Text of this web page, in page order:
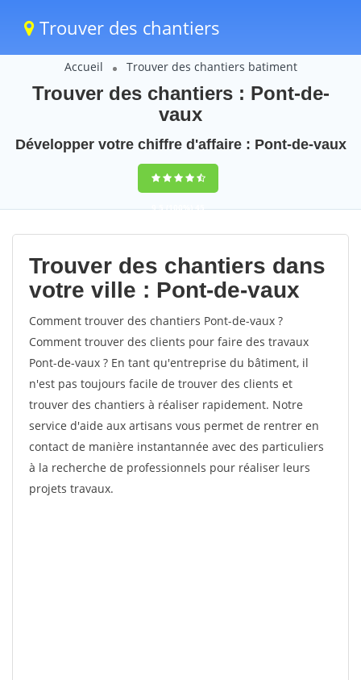
Trouver des chantiers
Accueil Trouver des chantiers batiment
Trouver des chantiers : Pont-de-
vaux
Développer votre chiffre d'affaire : Pont-de-vaux
9,5(100%)45
votes
Trouver des chantiers dans
votre ville : Pont-de-vaux
Comment trouver des chantiers Pont-de-vaux ?
Comment trouver des clients pour faire des travaux
Pont-de-vaux ? En tant qu'entreprise du bâtiment, il
n'est pas toujours facile de trouver des clients et
trouver des chantiers à réaliser rapidement. Notre
service d'aide aux artisans vous permet de rentrer en
contact de manière instantannée avec des particuliers
à la recherche de professionnels pour réaliser leurs
projets travaux.